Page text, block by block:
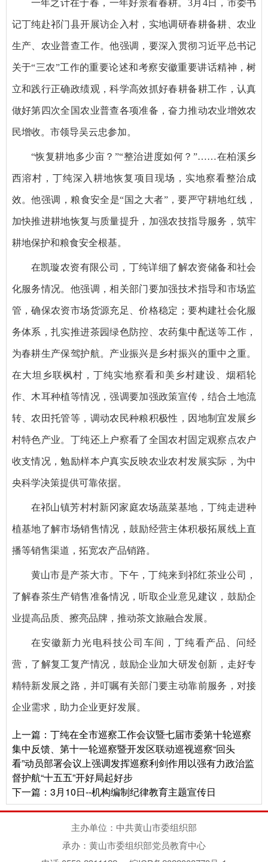
一年之计在于春，一年好景看春耕。3月4日，市委书
记丁纯赴祁门县开展访企入村，实地调研春耕备耕、农业
生产、农业普查工作。他强调，要深入贯彻习近平总书记
关于“三农”工作的重要论述和考察安徽重要讲话精神，树
立和践行正确政绩观，科学高效抓好春耕备耕工作，认真
做好第四次全国农业普查各项准备，奋力推动农业增效农
民增收。市领导吴云忠参加。
“恢复耕地多少亩？”“整治进度如何？”……在柏溪乡
西溶村，丁纯深入耕地恢复项目现场，实地察看整治成
效。他强调，粮食安全是“国之大者”，要严守耕地红线，
加快推进耕地恢复与质量提升，加强农技指导服务，筑牢
耕地保护和粮食安全根基。
在凯璇农资有限公司，丁纯详细了解农资储备和社会
化服务情况。他强调，相关部门要加强技术指导和市场监
管，确保农资市场货源充足、价格稳定；要构建社会化服
务体系，扎实推进茶园绿色防控、农药集中配送等工作，
为春耕生产保驾护航。产业振兴是乡村振兴的重中之重。
在大坦乡联枫村，丁纯实地察看和美乡村建设、烟稻轮
作、木耳种植等情况，强调要加强政策宣传，结合土地流
转、农田托管等，调动农民种粮积极性，因地制宜发展乡
村特色产业。丁纯还上户察看了全国农村固定观察点农户
收支情况，勉励样本户真实反映农业农村发展实际，为中
央科学决策提供可靠依据。
在祁山镇芳村村新冈家庭农场蔬菜基地，丁纯走进种
植基地了解市场销售情况，鼓励经营主体积极拓展线上直
播等销售渠道，拓宽农产品销路。
黄山市是产茶大市。下午，丁纯来到祁红茶业公司，
了解春茶生产销售准备情况，听取企业意见建议，鼓励企
业提高品质、擦亮品牌，推动茶文旅融合发展。
在安徽新力光电科技公司车间，丁纯看产品、问经
营，了解复工复产情况，鼓励企业加大研发创新，走好专
精特新发展之路，并叮嘱有关部门要主动靠前服务，对接
企业需求，助力企业更好发展。
上一篇： 丁纯在全市巡察工作会议暨七届市委第十轮巡察
集中反馈、第十一轮巡察暨开发区联动巡视巡察“回头
看”动员部署会议上强调发挥巡察利剑作用以强有力政治监
督护航“十五五”开好局起好步
下一篇： 3月10日--机构编制纪律教育主题宣传日
主办单位：中共黄山市委组织部
承办：黄山市委组织部党员教育中心